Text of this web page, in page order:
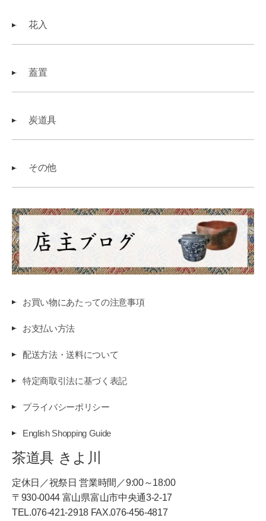
花入
蓋置
炭道具
その他
お買い物にあたっての注意事項
お支払い方法
配送方法・送料について
特定商取引法に基づく表記
プライバシーポリシー
English Shopping Guide
茶道具 きよ川
定休日／祝祭日 営業時間／9:00～18:00
〒930-0044 富山県富山市中央通3-2-17
TEL.076-421-2918 FAX.076-456-4817